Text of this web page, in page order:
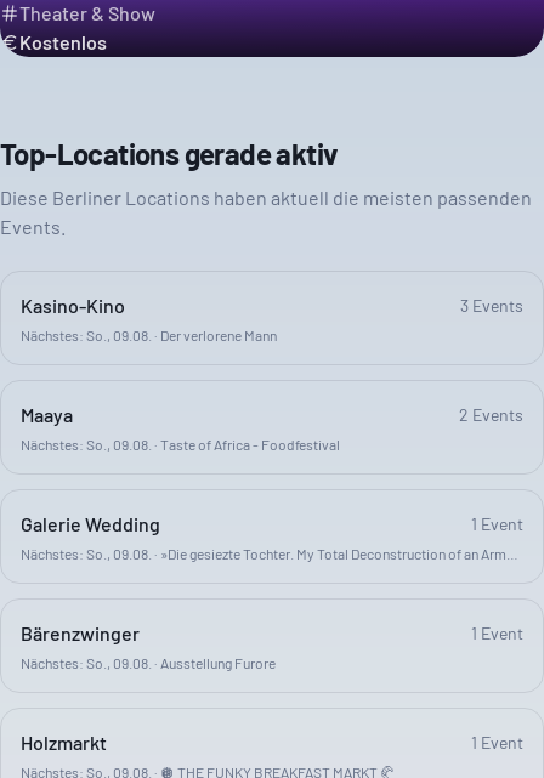
Theater & Show
Kostenlos
Top-Locations gerade aktiv
Diese Berliner Locations haben aktuell die meisten passenden
Events.
Kasino-Kino 3 Events
Nächstes: So., 09.08. · Der verlorene Mann
Maaya 2 Events
Nächstes: So., 09.08. · Taste of Africa - Foodfestival
Galerie Wedding 1 Event
Nächstes: So., 09.08. · »Die gesiezte Tochter. My Total Deconstruction of an Armenian Family«
Bärenzwinger 1 Event
Nächstes: So., 09.08. · Ausstellung Furore
Holzmarkt 1 Event
Nächstes: So., 09.08. · 🪩 THE FUNKY BREAKFAST MARKT 🥐